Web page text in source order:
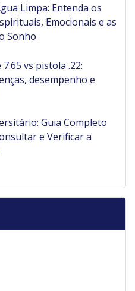
Limpa: Entenda os
Emocionais e as
Sonho
vs pistola .22:
desempenho e
Guia Completo
e Verificar a